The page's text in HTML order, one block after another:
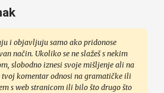
i objavljuju samo ako pridonose
način. Ukoliko se ne slažeš s nekim
slobodno iznesi svoje mišljenje ali na
tvoj komentar odnosi na gramatičke ili
s web stranicom ili bilo što drugo što